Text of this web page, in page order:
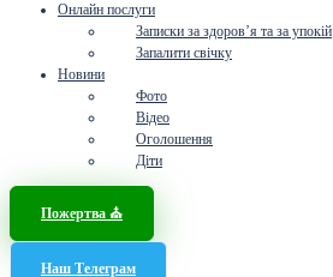
Онлайн послуги
Записки за здоров’я та за упокій
Запалити свічку
Новини
Фото
Відео
Оголошення
Діти
Пожертва ⛪️
Наш Телеграм